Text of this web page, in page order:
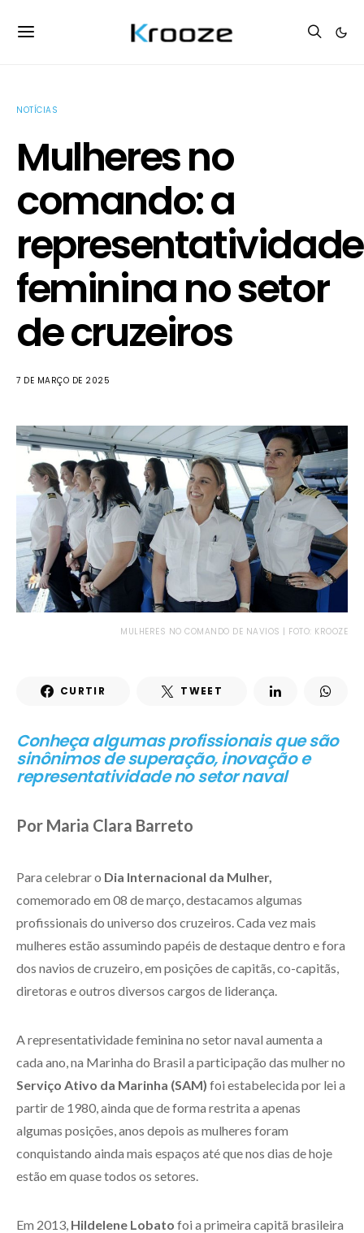
NOTÍCIAS
Mulheres no
comando: a
representatividade
feminina no setor
de cruzeiros
7 DE MARÇO DE 2025
MULHERES NO COMANDO DE NAVIOS | FOTO: KROOZE
CURTIR TWEET
Conheça algumas profissionais que são
sinônimos de superação, inovação e
representatividade no setor naval
Por Maria Clara Barreto
Para celebrar o Dia Internacional da Mulher,
comemorado em 08 de março, destacamos algumas
profissionais do universo dos cruzeiros. Cada vez mais
mulheres estão assumindo papéis de destaque dentro e fora
dos navios de cruzeiro, em posições de capitãs, co-capitãs,
diretoras e outros diversos cargos de liderança.
A representatividade feminina no setor naval aumenta a
cada ano, na Marinha do Brasil a participação das mulher no
Serviço Ativo da Marinha (SAM) foi estabelecida por lei a
partir de 1980, ainda que de forma restrita a apenas
algumas posições, anos depois as mulheres foram
conquistando ainda mais espaços até que nos dias de hoje
estão em quase todos os setores.
Em 2013, Hildelene Lobato foi a primeira capitã brasileira